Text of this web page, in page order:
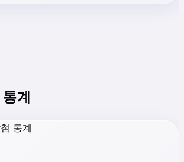
계
통계